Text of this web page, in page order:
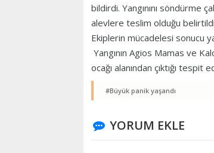
bildirdi. Yangınını söndürme
alevlere teslim olduğu
Ekiplerin mücadelesi sonucu
Yangının Agios Mamas ve
ocağı alanından çıktığı tespit
#Büyük panik yaşandı
YORUM EKLE